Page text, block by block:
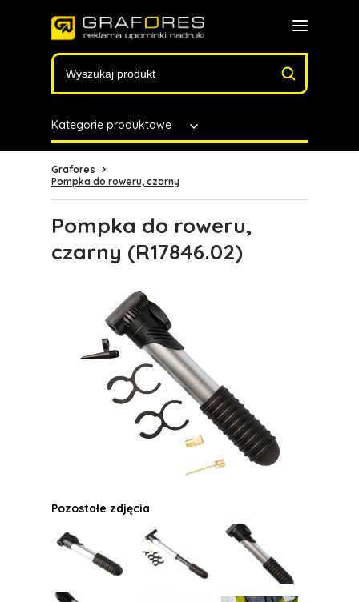
Kategorie produktowe
Grafores
Pompka do roweru, czarny
Pompka do roweru,
czarny (R17846.02)
Pozostałe zdjęcia